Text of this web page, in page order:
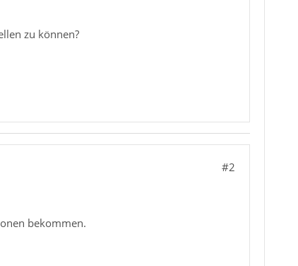
zu können?
#2
bekommen.